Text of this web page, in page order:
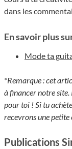
dans les
En savoir plus
Mode ta
*Remarque : cet
à financer notre site.
pour toi ! Si tu
recevrons une
Publications